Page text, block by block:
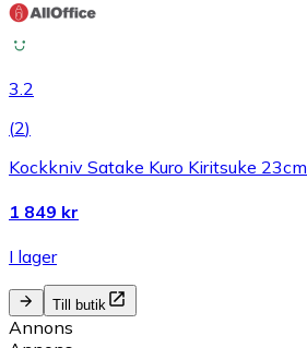
3.2
(2)
Kockkniv Satake Kuro Kiritsuke 23cm
1 849 kr
I lager
Till butik
Annons